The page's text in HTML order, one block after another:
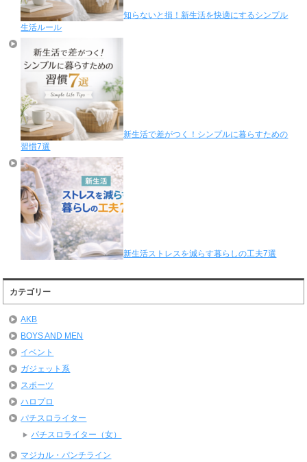
知らないと損！新生活を快適にするシンプル
生活ルール
新生活で差がつく！シンプルに暮らすための
習慣7選
新生活ストレスを減らす暮らしの工夫7選
カテゴリー
AKB
BOYS AND MEN
イベント
ガジェット系
スポーツ
ハロプロ
パチスロライター
パチスロライター（女）
マジカル・パンチライン